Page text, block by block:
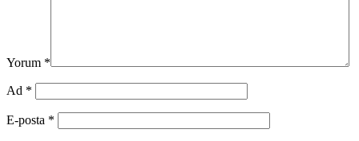
Yorum *
Ad *
E-posta *